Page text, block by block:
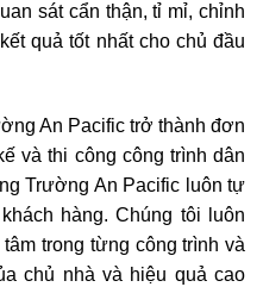
sát cẩn thận, tỉ mỉ, chỉnh
quả tốt nhất cho chủ đầu
An Pacific trở thành đơn
và thi công công trình dân
Trường An Pacific luôn tự
hàng. Chúng tôi luôn
trong từng công trình và
chủ nhà và hiệu quả cao